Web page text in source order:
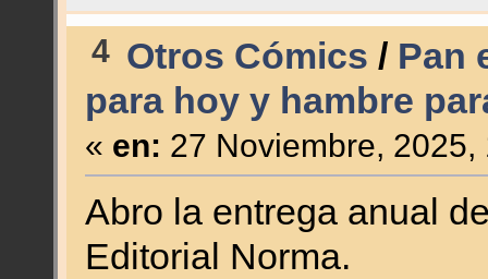
4 Otros Cómics / Pan
para hoy y hambre
« en: 27 Noviembre, 2025,
Abro la entrega anual
Editorial Norma.